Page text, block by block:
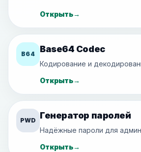
Открыть→
B64 Base64 Codec
Кодирование и
Открыть→
PWD Генератор паролей
Надёжные пароли для
Открыть→